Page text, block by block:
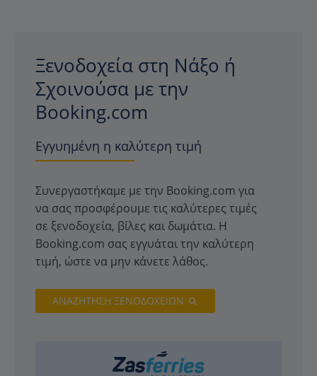
Ξενοδοχεία στη Νάξο ή
Σχοινούσα με την
Booking.com
Εγγυημένη η καλύτερη τιμή
Συνεργαστήκαμε με την Booking.com για
να σας προσφέρουμε τις καλύτερες τιμές
σε ξενοδοχεία, βίλες και δωμάτια. Η
Booking.com σας εγγυάται την καλύτερη
τιμή, ώστε να μην κάνετε λάθος.
ΑΝΑΖΗΤΗΣΗ ΞΕΝΟΔΟΧΕΙΩΝ